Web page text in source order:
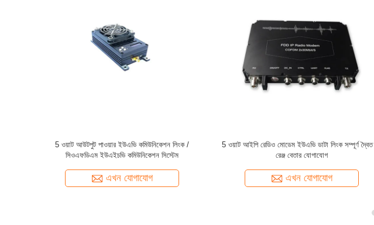
স্বয়ং-গঠিত ইউএভি ডেটা লিংক
এখন যোগাযোগ
সম্পূর্ণ দ্বৈত তথ্য ট্রান্সসিভার আইপি রেডিও মডেম কৌশলগত
রেডিও যোগাযোগ ব্যবস্থা
এখন যোগাযোগ